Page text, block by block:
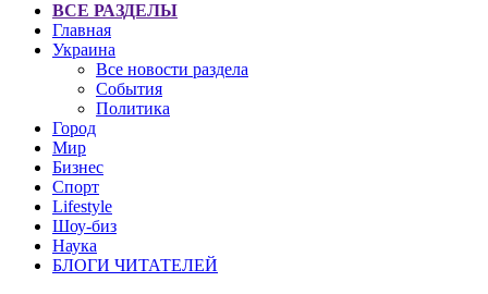
ВСЕ РАЗДЕЛЫ
Главная
Украина
Все новости раздела
События
Политика
Город
Мир
Бизнес
Спорт
Lifestyle
Шоу-биз
Наука
БЛОГИ ЧИТАТЕЛЕЙ